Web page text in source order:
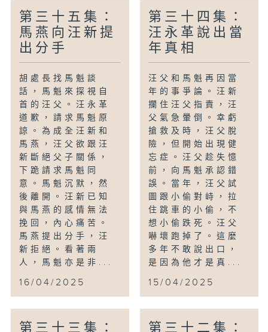
第三十五集：
馬燕向汪新提
出分手
胡處長找馬魁談
話，馬魁來探視自
首的汪父。汪永革
道歉，請求馬魁原
諒。為成全汪新和
馬燕，汪父欲跟汪
新斷絕父子關係，
下跪請求馬魁同
意。馬魁沉默，然
後離開。汪新已知
與馬燕的感情無法
挽回，內心痛苦。
馬燕提出分手，汪
新拒絕。看著兩
人，馬魁亦是非...
16/04/2025
第三十四集：
汪永革說出當
年真相
汪父和馬魁再因當
年的事爭論。汪新
攔住汪父指責，汪
父氣急暈倒。幸虧
搶救及時，汪父脫
險，但開始出現健
忘症。汪父趁失憶
前，向馬魁承認錯
誤。當年，汪父試
圖跟小偷對峙，拉
住跳車的小偷，不
想小偷跌死。汪父
嚇壞跑掉了。這麼
多年不敢說出口，
是因為他才是真...
15/04/2025
第三十三集： 第三十二集：